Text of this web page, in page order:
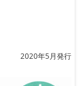
2020年5月発行